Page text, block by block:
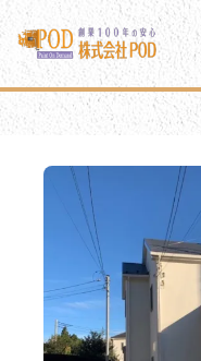
メインコンテンツにス
株式会社ペイント・オ
千葉の外壁塗装・屋
株式会社ペイント・オ
モバイルメニュー
PODのまちづくり
ご相談と流れ
PODについて